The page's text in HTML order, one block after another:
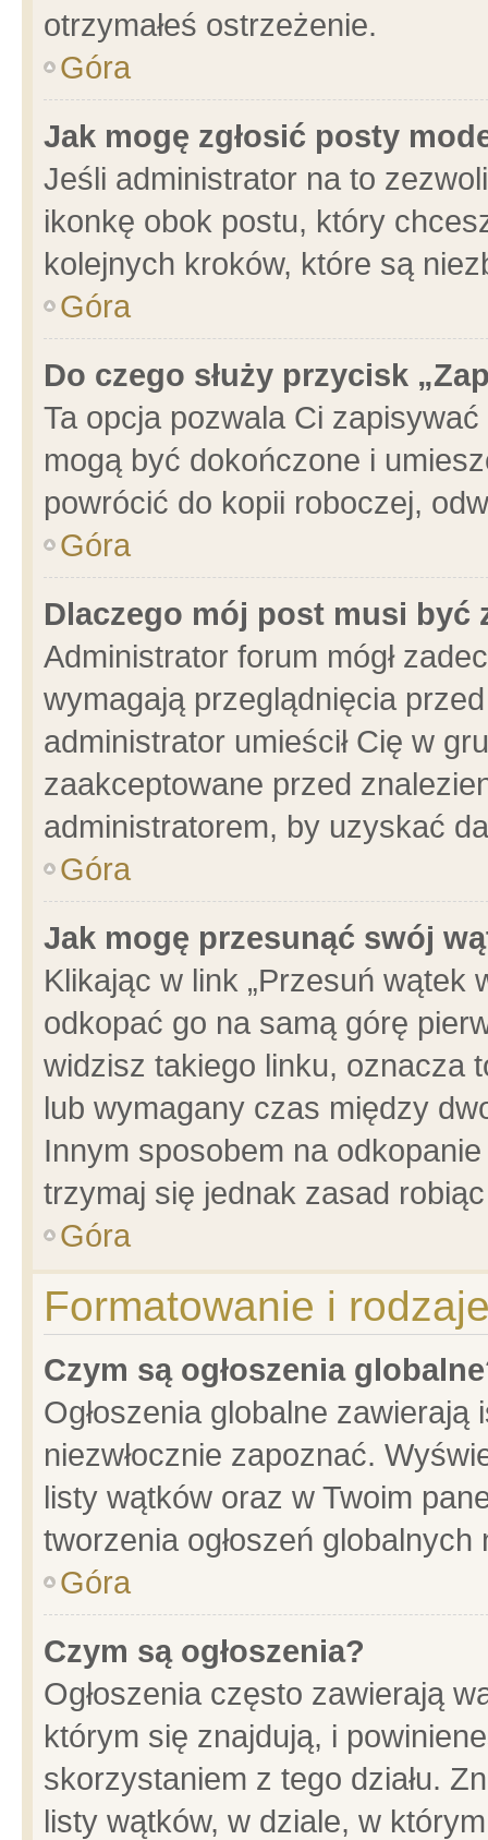
otrzymałeś ostrzeżenie.
Góra
Jak mogę zgłosić posty
Jeśli administrator na to
ikonkę obok postu, który
kolejnych kroków, które są
Góra
Do czego służy przycisk
Ta opcja pozwala Ci
mogą być dokończone i
powrócić do kopii roboczej,
Góra
Dlaczego mój post musi być
Administrator forum mógł
wymagają przeglądnięcia
administrator umieścił Cię w
zaakceptowane przed
administratorem, by uzyskać
Góra
Jak mogę przesunąć swój
Klikając w link „Przesuń wątek
odkopać go na samą górę
widzisz takiego linku, oznacza
lub wymagany czas między
Innym sposobem na
trzymaj się jednak zasad
Góra
Formatowanie i
Czym są ogłoszenia
Ogłoszenia globalne
niezwłocznie zapoznać.
listy wątków oraz w Twoim
tworzenia ogłoszeń
Góra
Czym są ogłoszenia?
Ogłoszenia często zawierają
którym się znajdują, i
skorzystaniem z tego działu.
listy wątków, w dziale, w